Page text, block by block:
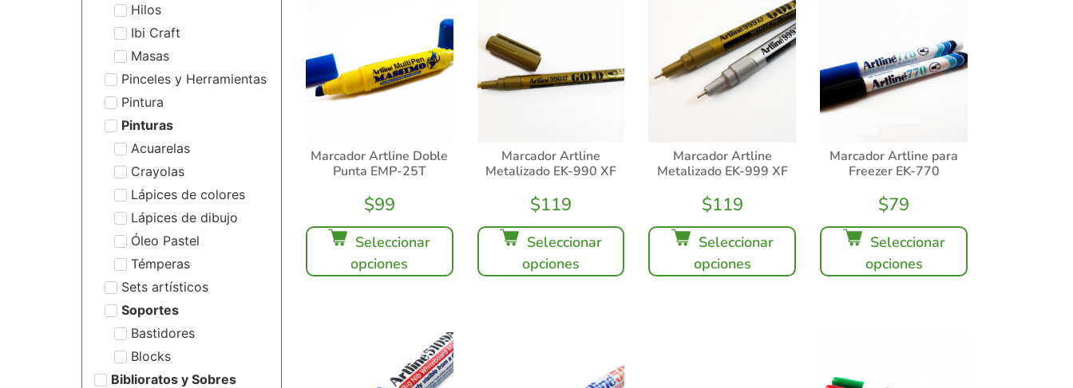
Hilos
Ibi Craft
Masas
Pinceles y Herramientas
Pintura
Pinturas
Acuarelas
Crayolas
Lápices de colores
Lápices de dibujo
Óleo Pastel
Témperas
Sets artísticos
Soportes
Bastidores
Blocks
Biblioratos y Sobres
Marcador Artline Doble
Punta EMP-25T
$99
Seleccionar
opciones
Marcador Artline
Metalizado EK-990 XF
$119
Seleccionar
opciones
Marcador Artline
Metalizado EK-999 XF
$119
Seleccionar
opciones
Marcador Artline para
Freezer EK-770
$79
Seleccionar
opciones